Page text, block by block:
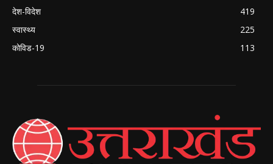
देश-विदेश
419
स्वास्थ्य
225
कोविड-19
113